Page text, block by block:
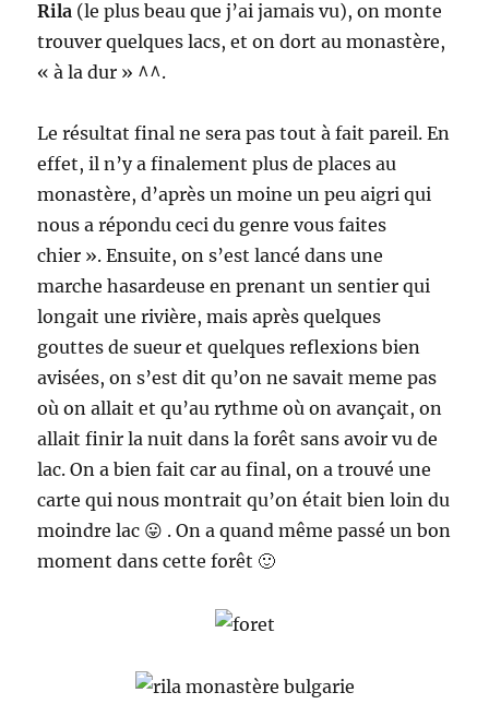
Rila (le plus beau que j’ai jamais vu), on monte
trouver quelques lacs, et on dort au monastère,
« à la dur » ^^.
Le résultat final ne sera pas tout à fait pareil. En
effet, il n’y a finalement plus de places au
monastère, d’après un moine un peu aigri qui
nous a répondu ceci du genre vous faites
chier ». Ensuite, on s’est lancé dans une
marche hasardeuse en prenant un sentier qui
longait une rivière, mais après quelques
gouttes de sueur et quelques reflexions bien
avisées, on s’est dit qu’on ne savait meme pas
où on allait et qu’au rythme où on avançait, on
allait finir la nuit dans la forêt sans avoir vu de
lac. On a bien fait car au final, on a trouvé une
carte qui nous montrait qu’on était bien loin du
moindre lac 😛 . On a quand même passé un bon
moment dans cette forêt 🙂